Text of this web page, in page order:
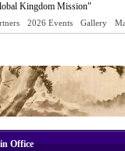
Kingdom Mission"
2026 Events Gallery
Office